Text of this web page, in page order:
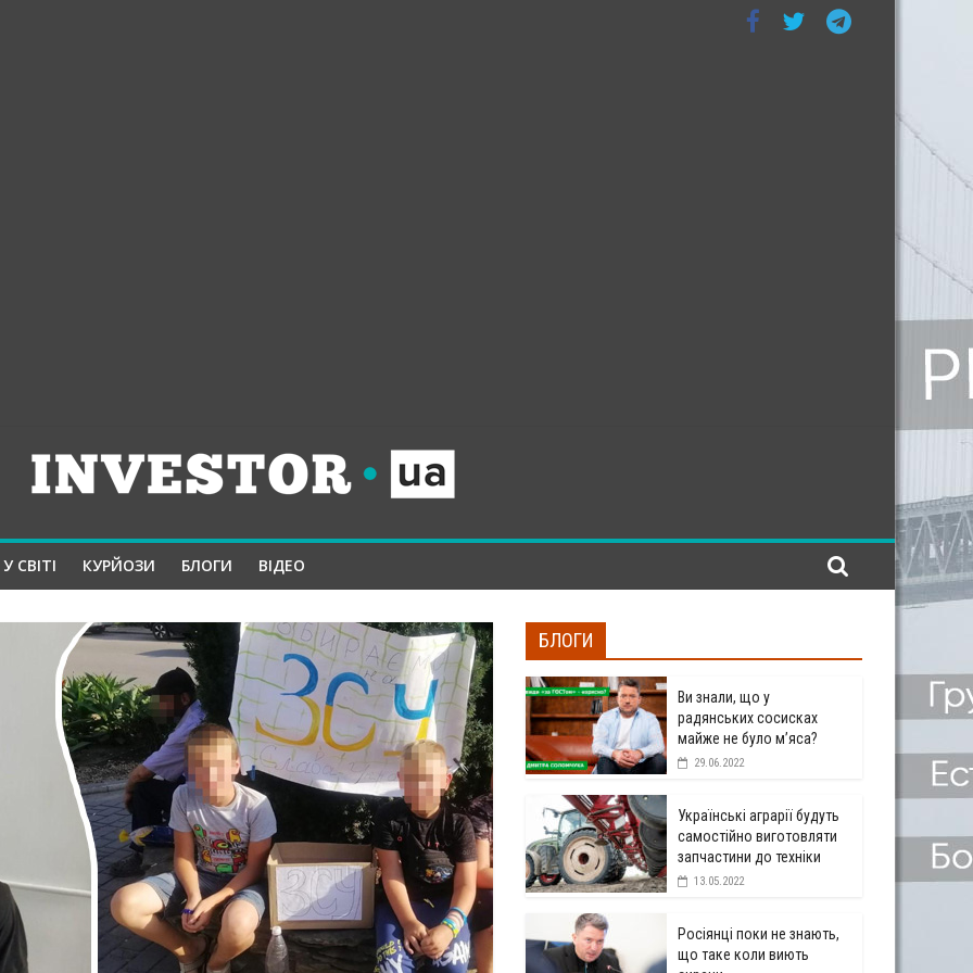
У СВІТІ КУРЙОЗИ БЛОГИ ВІДЕО
БЛОГИ
Ви знали, що у
радянських сосисках
майже не було м’яса?
29.06.2022
Українські аграрії будуть
самостійно виготовляти
запчастини до техніки
13.05.2022
Росіянці поки не знають,
що таке коли виють